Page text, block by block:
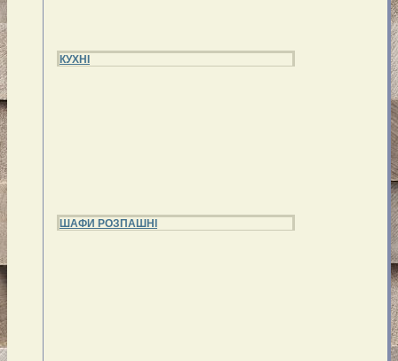
КУХНІ
ШАФИ РОЗПАШНІ